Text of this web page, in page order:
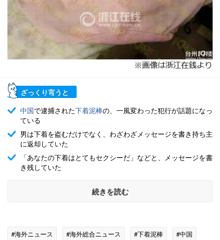
ざっくり言うと
中国で逮捕された下着泥棒の、一風変わった犯行が話題になっ
ている
男は下着を盗むだけでなく、わざわざメッセージを書き持ち主
に返却していた
「あなたの下着はとてもセクシーだ」などと、メッセージを書
き残していた
続きを読む
#海外ニュース #海外総合ニュース #下着泥棒
#中国